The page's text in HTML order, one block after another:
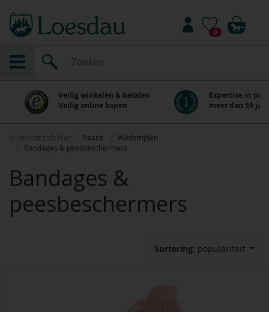
0
Veilig winkelen & betalen
Veilig online kopen
Expertise in
meer dan 59
U bevindt zich hier: Paard
Wedstrijden
Bandages & peesbeschermers
Bandages &
peesbeschermers
Sortering: populariteit